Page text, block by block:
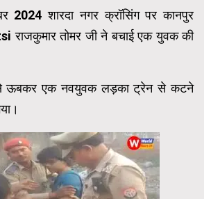
शारदा नगर क्रॉसिंग पर कानपुर
राजकुमार तोमर जी ने बचाई एक युवक की
से ऊबकर एक नवयुवक लड़का ट्रेन से कटने